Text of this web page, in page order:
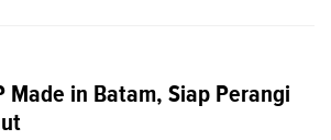
Made in Batam, Siap Perangi